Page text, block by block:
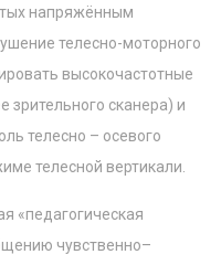
напряжённым
телесно-моторного
высокочастотные
зрительного сканера) и
телесно – осевого
телесной вертикали.
«педагогическая
чувственно–